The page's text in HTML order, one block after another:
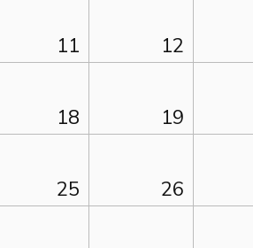
11 12
18 19
25 26